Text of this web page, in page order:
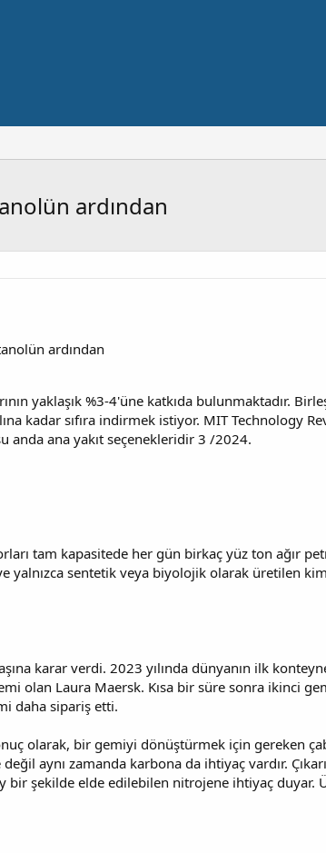
ardından
ardından
yaklaşık %3-4'üne katkıda bulunmaktadır.
kadar sıfıra indirmek istiyor. MIT Technology
anda ana yakıt seçenekleridir 3 /2024.
tam kapasitede her gün birkaç yüz ton ağır
yalnızca sentetik veya biyolojik olarak üretilen
karar verdi. 2023 yılında dünyanın ilk
olan Laura Maersk. Kısa bir süre sonra ikinci
daha sipariş etti.
olarak, bir gemiyi dönüştürmek için gereken
aynı zamanda karbona da ihtiyaç vardır.
bir şekilde elde edilebilen nitrojene ihtiyaç